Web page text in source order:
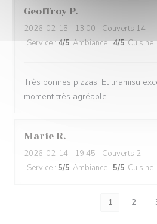
Geoffroy P
2026-02-15 - 13:00 - Couverts 14
Service:4/5 Ambiance:4/5 Cuisine:
Très bonnes pizzas! Et tiramisu
moment très agréable.
Marie R
2026-02-14 - 19:45 - Couverts 2
Service : 5/5 Ambiance : 5/5 Cuisine :
1 2